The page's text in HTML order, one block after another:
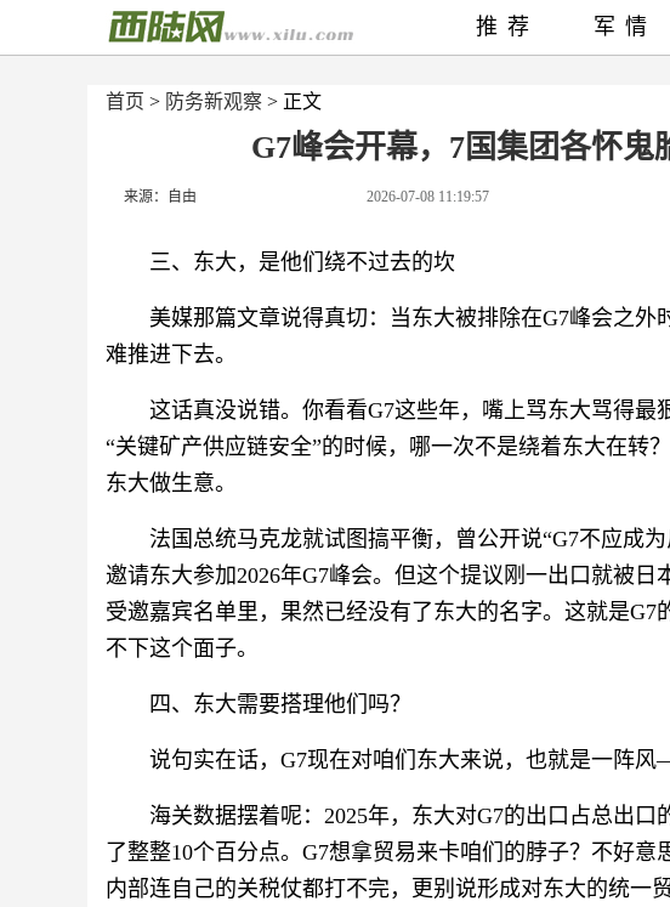
首页 > 防务新观察 > 正文
G7峰会开幕，7国集团各怀鬼
来源：自由 2026-07-08 11:19:57
三、东大，是他们绕不过去的坎
美媒那篇文章说得真切：当东大被排除在G7峰会之
难推进下去。
这话真没说错。你看看G7这些年，嘴上骂东大骂得最
“关键矿产供应链安全”的时候，哪一次不是绕着东大在转
东大做生意。
法国总统马克龙就试图搞平衡，曾公开说“G7不应成
邀请东大参加2026年G7峰会。但这个提议刚一出口就被
受邀嘉宾名单里，果然已经没有了东大的名字。这就是
不下这个面子。
四、东大需要搭理他们吗？
说句实在话，G7现在对咱们东大来说，也就是一阵
海关数据摆着呢：2025年，东大对G7的出口占总出口
了整整10个百分点。G7想拿贸易来卡咱们的脖子？不好
内部连自己的关税仗都打不完，更别说形成对东大的统一贸
推荐 军情